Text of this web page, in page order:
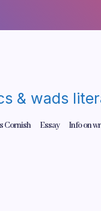
& wads
Cornish Essay Info on